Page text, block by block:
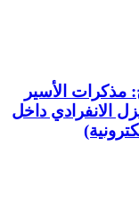
الأسير
الانفرادي داخل